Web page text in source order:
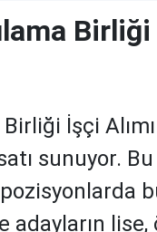
Birliği
İşçi
sunuyor.
lise,